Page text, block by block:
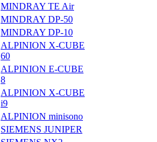
MINDRAY TE Air
MINDRAY DP-50
MINDRAY DP-10
ALPINION X-CUBE
60
ALPINION E-CUBE
8
ALPINION X-CUBE
i9
ALPINION minisono
SIEMENS JUNIPER